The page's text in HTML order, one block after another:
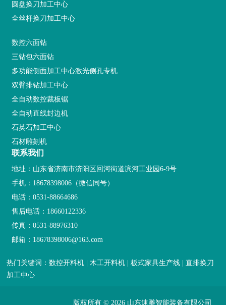
圆盘换刀加工中心
全丝杆换刀加工中心
数控六面钻
三钻包六面钻
多功能侧面加工中心激光侧孔专机
双臂排钻加工中心
全自动数控裁板锯
全自动直线封边机
石英石加工中心
石材雕刻机
联系我们
地址：山东省济南市济阳区回河街道滨河工业园6-9号
手机： 18678398006 （微信同号）
电话：0531-88664686
售后电话： 18660122336
传真：0531-88976310
邮箱： 18678398006@163.com
热门关键词：数控开料机 | 木工开料机 | 板式家具生产线 | 直排换刀
加工中心
版权所有 © 2026 山东速雕智能装备有限公司